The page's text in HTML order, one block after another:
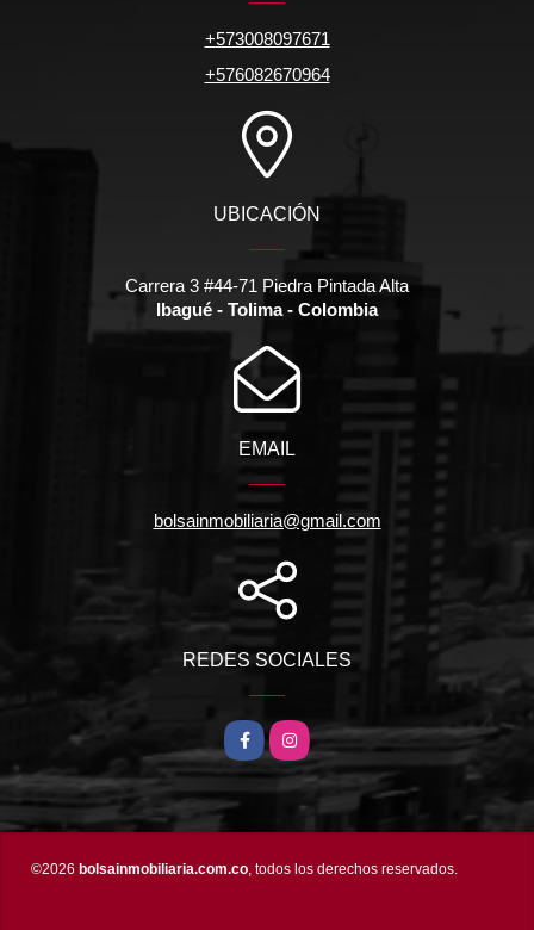
+573008097671
+576082670964
UBICACIÓN
Carrera 3 #44-71 Piedra Pintada Alta
Ibagué - Tolima - Colombia
EMAIL
bolsainmobiliaria@gmail.com
REDES SOCIALES
FacebookInstagram
©2026 bolsainmobiliaria.com.co, todos los derechos reservados.